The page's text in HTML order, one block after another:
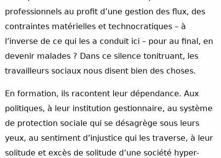
professionnels au profit d’une gestion des flux, des
contraintes matérielles et technocratiques – à
l’inverse de ce qui les a conduit ici – pour au final, en
devenir malades ? Dans ce silence tonitruant, les
travailleurs sociaux nous disent bien des choses.
En formation, ils racontent leur dépendance. Aux
politiques, à leur institution gestionnaire, au système
de protection sociale qui se désagrège sous leurs
yeux, au sentiment d’injustice qui les traverse, à leur
solitude et excès de solitude d’une société hyper-